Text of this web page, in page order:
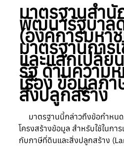
มาตรฐานสํานั
พัฒนารัฐบาล
(องค์การมหา
มาตรฐานการ
และแลกเปลี่ย
รัฐ ด้านความ
เรื่อง ข้อมูลภ
สิ่งปลูกสร้าง
มาตรฐานนี้กล่าวถึงข้อกำหนด
โครงสร้างข้อมูล สำหรับใช้ในกา
กับภาษีที่ดินและสิ่งปลูกสร้าง